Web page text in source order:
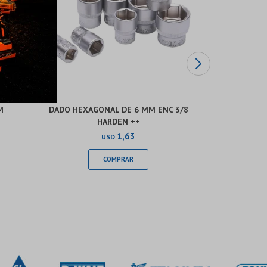
DADO HEXAGONAL DE 6 MM ENC 3/8
HARDEN ++
USD 1,63